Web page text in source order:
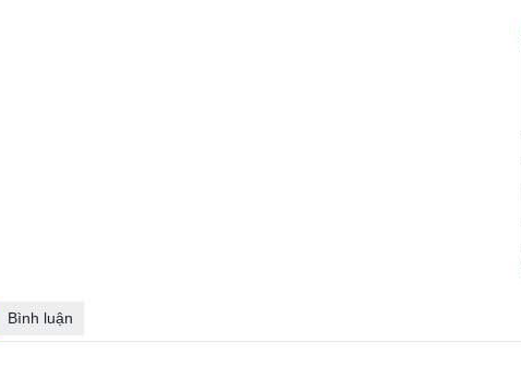
Bình luận